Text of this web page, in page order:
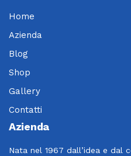
Home
Azienda
Blog
Shop
Gallery
Contatti
Azienda
Nata nel 1967 dall’idea e dal